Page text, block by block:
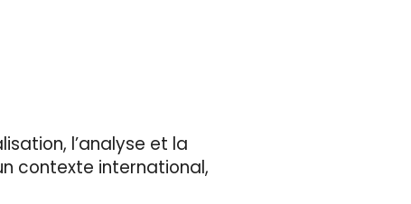
l’analyse et la
contexte international,